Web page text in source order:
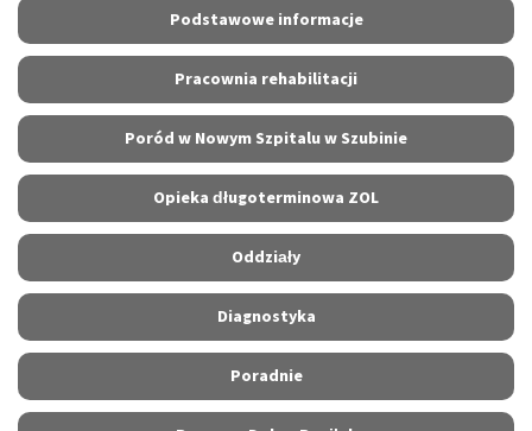
Podstawowe informacje
Pracownia rehabilitacji
Poród w Nowym Szpitalu w Szubinie
Opieka długoterminowa ZOL
Oddziały
Diagnostyka
Poradnie